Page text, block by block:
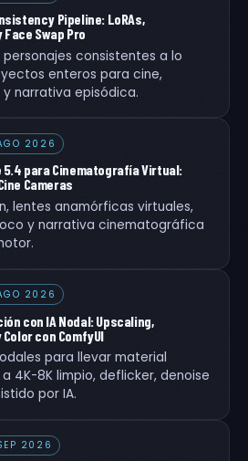
Pipeline: LoRAs,
Swap Pro
consistentes a lo
enteros para cine,
narrativa episódica.
2026
5.4 para Cinematografía Virtual:
Cameras
lentes anamórficas virtuales,
y narrativa cinematográfica
2026
con IA Nodal: Upscaling,
con ComfyUI
para llevar material
4K-8K limpio, deflicker, denoise
por IA.
2026